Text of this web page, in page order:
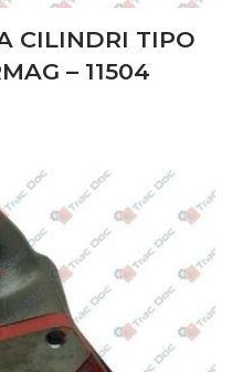
CILINDRI TIPO
– 11504